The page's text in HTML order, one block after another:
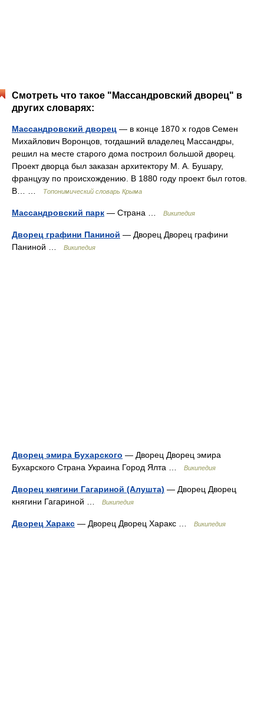
Смотреть что такое "Массандровский дворец" в
других словарях:
Массандровский дворец — в конце 1870 х годов Семен
Михайлович Воронцов, тогдашний владелец Массандры,
решил на месте старого дома построил большой дворец.
Проект дворца был заказан архитектору М. А. Бушару,
французу по происхождению. В 1880 году проект был готов.
В… …
Топонимический словарь Крыма
Массандровский парк — Страна … Википедия
Дворец графини Паниной — Дворец Дворец графини
Паниной …
Википедия
Дворец эмира Бухарского — Дворец Дворец эмира
Бухарского Страна Украина Город Ялта …
Википедия
Дворец княгини Гагариной (Алушта) — Дворец Дворец
княгини Гагариной …
Википедия
Дворец Харакс — Дворец Дворец Харакс … Википедия